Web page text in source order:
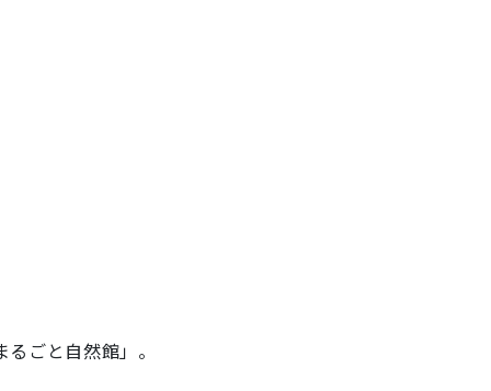
ごと自然館」。